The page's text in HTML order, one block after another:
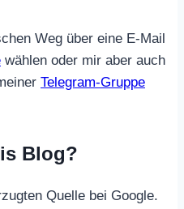
Weg über eine E-Mail
wählen oder mir aber auch
Telegram-Gruppe
Blog?
Quelle bei Google.